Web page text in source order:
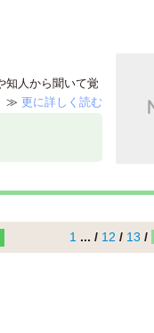
知人から聞いて覚
≫ 更に詳しく読む
1 ... / 12 / 13 /